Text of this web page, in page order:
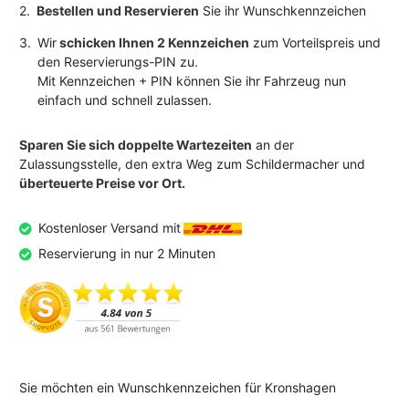
2. Bestellen und Reservieren Sie ihr Wunschkennzeichen
3. Wirschicken Ihnen 2 Kennzeichen zum Vorteilspreis und
den Reservierungs-PIN zu.
Mit Kennzeichen + PIN können Sie ihr Fahrzeug nun
einfach und schnell zulassen.
Sparen Sie sich doppelte Wartezeiten an der
Zulassungsstelle, den extra Weg zum Schildermacher und
überteuerte Preise vor Ort.
Kostenloser Versand mit
Reservierung in nur 2 Minuten
Sie möchten ein Wunschkennzeichen für Kronshagen